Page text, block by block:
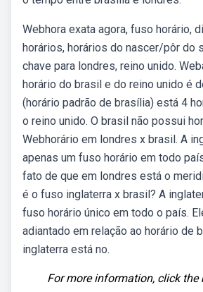
Webhora exata agora, fuso horário,
horários, horários do nascer/pôr do
chave para londres, reino unido.
horário do brasil e do reino unido é
(horário padrão de brasília) está 4
o reino unido. O brasil não possui
Webhorário em londres x brasil. A
apenas um fuso horário em todo
fato de que em londres está o
é o fuso inglaterra x brasil? A
fuso horário único em todo o país.
adiantado em relação ao horário de
inglaterra está no.
For more information, click the